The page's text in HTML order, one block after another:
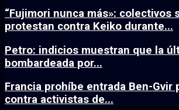
“Fujimori nunca más»: colectivos
protestan contra Keiko durante...
Petro: indicios muestran que la
bombardeada por...
Francia prohíbe entrada Ben-Gvir
contra activistas de...